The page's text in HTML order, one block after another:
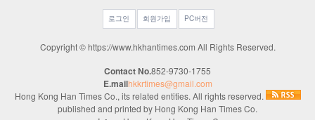
로그인 회원가입 PC버전
Copyright © https://www.hkhantimes.com All Rights Reserved.
Contact No.852-9730-1755
E.mailhkkrtimes@gmail.com
Hong Kong Han Times Co., its related entities. All rights reserved.
published and printed by Hong Kong Han Times Co.